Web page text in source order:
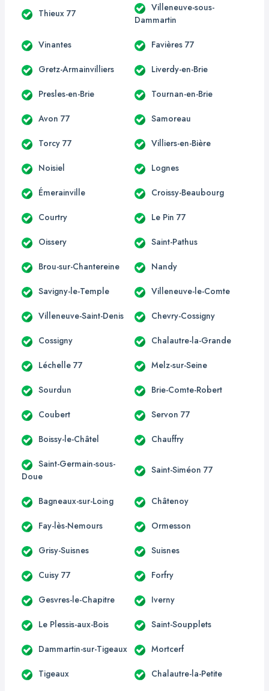
Thieux 77
Villeneuve-sous-
Dammartin
Vinantes Favières 77
Gretz-Armainvilliers Liverdy-en-Brie
Presles-en-Brie Tournan-en-Brie
Avon 77 Samoreau
Torcy 77 Villiers-en-Bière
Noisiel Lognes
Émerainville Croissy-Beaubourg
Courtry Le Pin 77
Oissery Saint-Pathus
Brou-sur-Chantereine Nandy
Savigny-le-Temple Villeneuve-le-Comte
Villeneuve-Saint-Denis Chevry-Cossigny
Cossigny Chalautre-la-Grande
Léchelle 77 Melz-sur-Seine
Sourdun Brie-Comte-Robert
Coubert Servon 77
Boissy-le-Châtel Chauffry
Saint-Germain-sous-
Doue
Saint-Siméon 77
Bagneaux-sur-Loing Châtenoy
Fay-lès-Nemours Ormesson
Grisy-Suisnes Suisnes
Cuisy 77 Forfry
Gesvres-le-Chapitre Iverny
Le Plessis-aux-Bois Saint-Soupplets
Dammartin-sur-Tigeaux Mortcerf
Tigeaux Chalautre-la-Petite